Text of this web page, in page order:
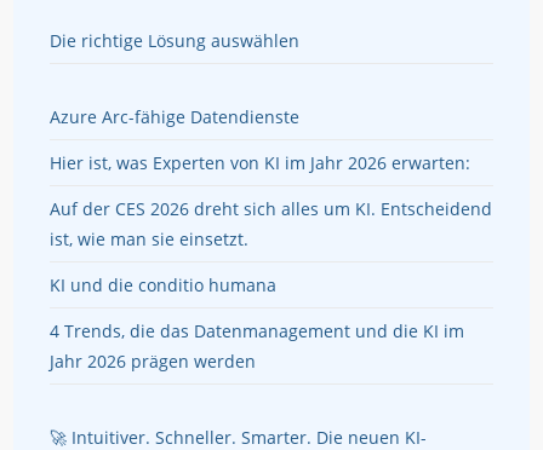
Die richtige Lösung auswählen
Azure Arc-fähige Datendienste
Hier ist, was Experten von KI im Jahr 2026 erwarten:
Auf der CES 2026 dreht sich alles um KI. Entscheidend
ist, wie man sie einsetzt.
KI und die conditio humana
4 Trends, die das Datenmanagement und die KI im
Jahr 2026 prägen werden
🚀 Intuitiver. Schneller. Smarter. Die neuen KI-